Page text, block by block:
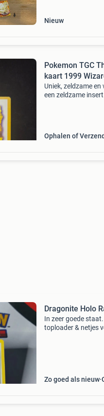
Nieuw
Pokemon TGC
kaart 1999
Uniek, zeldzame
een zeldzame
Ophalen of
Dragonite Holo
In zeer goede
toploader & netjes
Zo goed als nieuw